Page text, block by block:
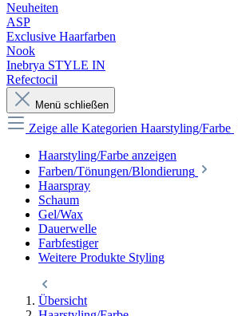
Neuheiten
ASP
Exclusive Haarfarben
Nook
Inebrya STYLE IN
Refectocil
Menü schließen
Zeige alle Kategorien Haarstyling/Farbe
Haarstyling/Farbe anzeigen
Farben/Tönungen/Blondierung
Haarspray
Schaum
Gel/Wax
Dauerwelle
Farbfestiger
Weitere Produkte Styling
Übersicht